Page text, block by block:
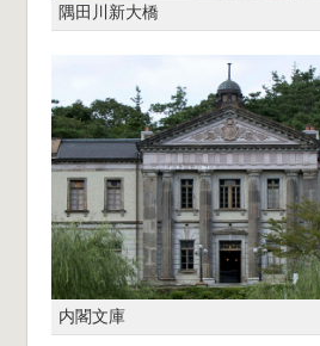
隅田川新大橋
内閣文庫